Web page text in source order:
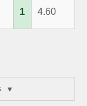
1 4.60